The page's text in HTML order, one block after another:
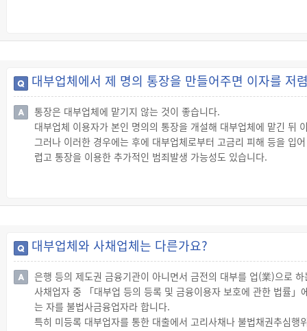
☞ 따라서 이자를 지급하지 않은 경우에는 초과부분에 대한 이자를
☞ 채무자가 대부업자에게 이자율을 초과하는 이자를 지급한 경우
반환을 청구할 수 있습니다.
대부업체에서 제 명의 통장을 만들어주면 이자를 저
통장은 대부업체에 맡기지 않는 것이 좋습니다.
대부업체 이용자가 본인 명의의 통장을 개설해 대부업체에 맡긴 뒤
그러나 이러한 경우에는 후에 대부업체로부터 고금리 피해 등을 입
렵고 통장을 이용한 추가적인 범죄발생 가능성도 있습니다.
☞ 대부업자는 다음의 사항을 일반인이 알 수 있도록 영업소마다 게
· 이자계산방법
· 변제방법
· 연체이자율
· 대부업 등록번호
· 대부계약과 관련한 부대비용의 내용
☞ 이를 위반한 자는 다음의 기준에 따라 과태료를 부과받습니다.
대부업체와 사채업체는 다른가요?
은행 등의 제도권 금융기관이 아니면서 금전의 대부를 업(業)으로
사채업자 중 「대부업 등의 등록 및 금융이용자 보호에 관한 법률
는 자를 불법사금융업자라 합니다.
특히 미등록 대부업자를 통한 대출에서 고리사채나 불법채권추심